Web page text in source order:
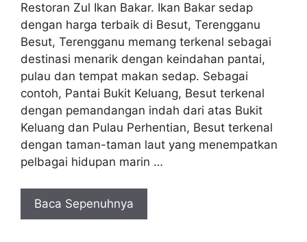
Restoran Zul Ikan Bakar. Ikan Bakar sedap
dengan harga terbaik di Besut, Terengganu
Besut, Terengganu memang terkenal sebagai
destinasi menarik dengan keindahan pantai,
pulau dan tempat makan sedap. Sebagai
contoh, Pantai Bukit Keluang, Besut terkenal
dengan pemandangan indah dari atas Bukit
Keluang dan Pulau Perhentian, Besut terkenal
dengan taman-taman laut yang menempatkan
pelbagai hidupan marin …
Baca Sepenuhnya